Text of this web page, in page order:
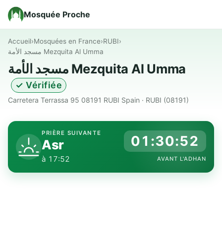
Mosquée Proche
Accueil›Mosquées en France›RUBI›
مسجد الأمة Mezquita Al Umma
مسجد الأمة Mezquita Al Umma
✓ Vérifiée
Carretera Terrassa 95 08191 RUBI Spain · RUBI (08191)
PRIÈRE SUIVANTE
Asr
à 17:52
01:30:51
AVANT L'ADHAN